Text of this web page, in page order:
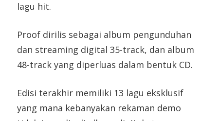
lagu hit.
Proof dirilis sebagai album pengunduhan
dan streaming digital 35-track, dan album
48-track yang diperluas dalam bentuk CD.
Edisi terakhir memiliki 13 lagu eksklusif
yang mana kebanyakan rekaman demo